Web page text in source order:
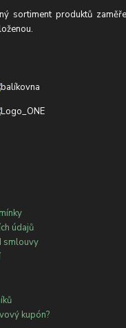
sortiment produktů
údajů
smlouvy
kupón?